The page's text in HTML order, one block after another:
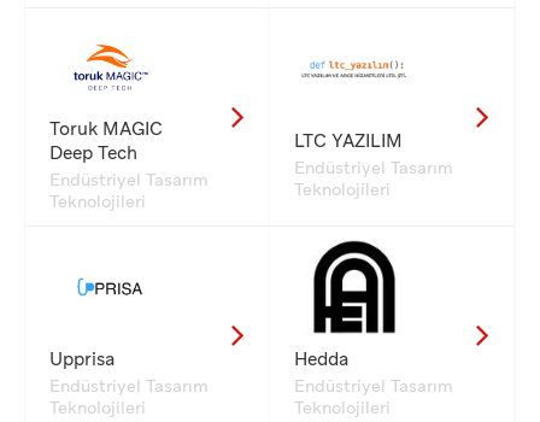
Toruk MAGIC
Deep Tech
Endüstriyel Tasarım
Teknolojileri
LTC YAZILIM
Endüstriyel Tasarım
Teknolojileri
Upprisa
Endüstriyel Tasarım
Teknolojileri
Hedda
Endüstriyel Tasarım
Teknolojileri